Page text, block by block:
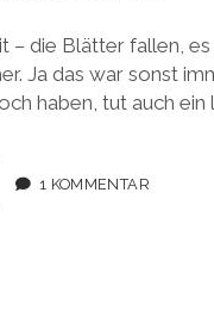
– die Blätter fallen,
Ja das war sonst
haben, tut auch ein
1 KOMMENTAR